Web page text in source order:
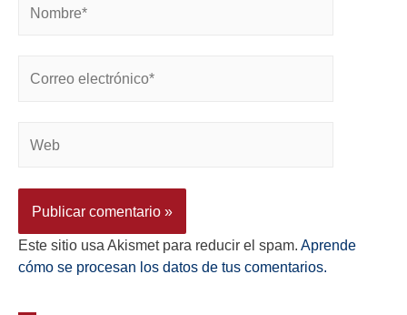
Este sitio usa Akismet para reducir el spam. Aprende
cómo se procesan los datos de tus comentarios.